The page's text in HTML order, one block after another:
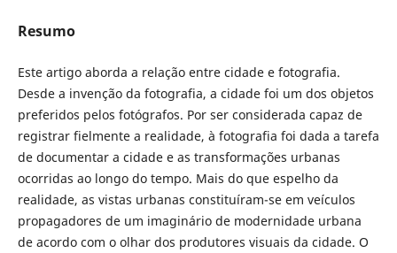
Resumo
Este artigo aborda a relação entre cidade e fotografia.
Desde a invenção da fotografia, a cidade foi um dos objetos
preferidos pelos fotógrafos. Por ser considerada capaz de
registrar fielmente a realidade, à fotografia foi dada a tarefa
de documentar a cidade e as transformações urbanas
ocorridas ao longo do tempo. Mais do que espelho da
realidade, as vistas urbanas constituíram-se em veículos
propagadores de um imaginário de modernidade urbana
de acordo com o olhar dos produtores visuais da cidade. O